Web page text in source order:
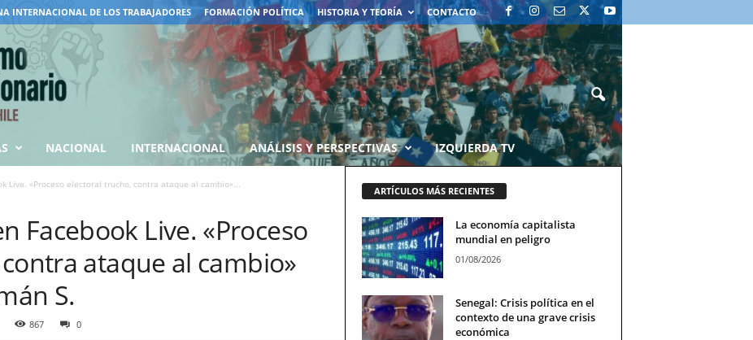
INTERNACIONAL DE LOS TRABAJADORES FORMACIÓN POLÍTICA HISTORIA Y TEORÍA CONTACTO
NACIONAL INTERNACIONAL ANÁLISIS Y PERSPECTIVAS IZQUIERDA TV
Live. «Proceso electoral trucho, contra ataque al cambio»...
Facebook Live. «Proceso
ataque al cambio»
S.
867 0
ARTÍCULOS MÁS RECIENTES
La economía capitalista
mundial en peligro
01/08/2026
Senegal: Crisis política en el
contexto de una grave crisis
económica